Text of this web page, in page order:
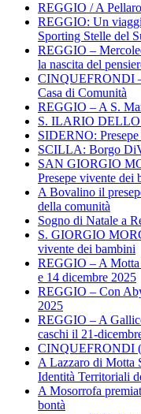
REGGIO / A
REGGIO: Un
Sporting Stelle del
REGGIO –
la nascita del
CINQUEFRONDI –
Casa di Comunità
REGGIO – A S.
S. ILARIO DELLO
SIDERNO:
SCILLA: Borgo
SAN GIORGIO
Presepe vivente dei
A Bovalino il
della comunità
Sogno di Natale a
S. GIORGIO
vivente dei bambini
REGGIO – A
e 14 dicembre 2025
REGGIO – Con
2025
REGGIO – A
caschi il 21-
CINQUEFRONDI
A Lazzaro di Motta
Identità Territoriali
A Mosorrofa
bontà